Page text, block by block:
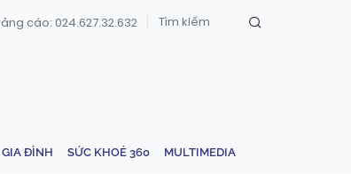
cáo: 024.627.32.632
ĐÌNH SỨC KHOẺ 360 MULTIMEDIA